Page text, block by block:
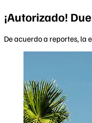
¡Autorizado!
De acuerdo a reportes,